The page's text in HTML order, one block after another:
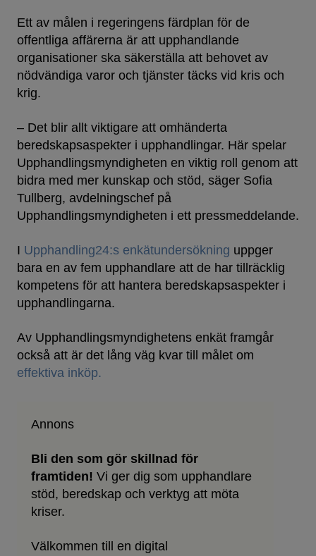
Ett av målen i regeringens färdplan för de
offentliga affärerna är att upphandlande
organisationer ska säkerställa att behovet av
nödvändiga varor och tjänster täcks vid kris och
krig.
– Det blir allt viktigare att omhänderta
beredskapsaspekter i upphandlingar. Här spelar
Upphandlingsmyndigheten en viktig roll genom att
bidra med mer kunskap och stöd, säger Sofia
Tullberg, avdelningschef på
Upphandlingsmyndigheten i ett pressmeddelande.
I Upphandling24:s enkätundersökning uppger
bara en av fem upphandlare att de har tillräcklig
kompetens för att hantera beredskapsaspekter i
upphandlingarna.
Av Upphandlingsmyndighetens enkät framgår
också att är det lång väg kvar till målet om
effektiva inköp.
Annons
Bli den som gör skillnad för
framtiden! Vi ger dig som upphandlare
stöd, beredskap och verktyg att möta
kriser.
Välkommen till en digital